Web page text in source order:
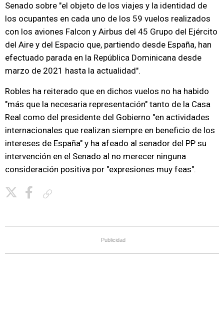
Senado sobre "el objeto de los viajes y la identidad de
los ocupantes en cada uno de los 59 vuelos realizados
con los aviones Falcon y Airbus del 45 Grupo del Ejército
del Aire y del Espacio que, partiendo desde España, han
efectuado parada en la República Dominicana desde
marzo de 2021 hasta la actualidad".
Robles ha reiterado que en dichos vuelos no ha habido
"más que la necesaria representación" tanto de la Casa
Real como del presidente del Gobierno "en actividades
internacionales que realizan siempre en beneficio de los
intereses de España" y ha afeado al senador del PP su
intervención en el Senado al no merecer ninguna
consideración positiva por "expresiones muy feas".
Publicidad